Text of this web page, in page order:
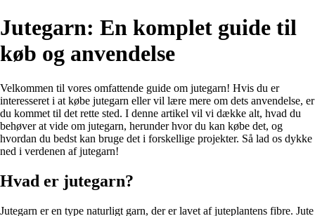
Jutegarn: En komplet guide til
køb og anvendelse
Velkommen til vores omfattende guide om jutegarn! Hvis du er
interesseret i at købe jutegarn eller vil lære mere om dets anvendelse, er
du kommet til det rette sted. I denne artikel vil vi dække alt, hvad du
behøver at vide om jutegarn, herunder hvor du kan købe det, og
hvordan du bedst kan bruge det i forskellige projekter. Så lad os dykke
ned i verdenen af jutegarn!
Hvad er jutegarn?
Jutegarn er en type naturligt garn, der er lavet af juteplantens fibre. Jute